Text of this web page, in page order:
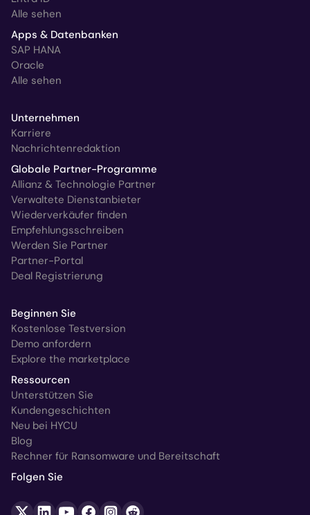
Alle sehen
Apps & Datenbanken
SAP HANA
Oracle
Alle sehen
Unternehmen
Karriere
Nachrichtenredaktion
Globale Partner-Programme
Allianz & Technologie Partner
Verwaltete Dienstanbieter
Wiederverkäufer finden
Empfehlungsschreiben
Werden Sie Partner
Partner-Portal
Deal Registrierung
Beginnen Sie
Kostenlose Testversion
Demo anfordern
Explore the marketplace
Ressourcen
Unterstützen Sie
Kundengeschichten
Neu bei HYCU
Blog
Rechner für Ransomware und Bereitschaft
Folgen Sie